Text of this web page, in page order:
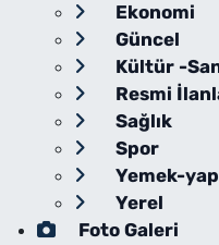
Ekonomi
Güncel
Kültür -
Resmi
Sağlık
Spor
Yemek-
Yerel
Foto Galeri